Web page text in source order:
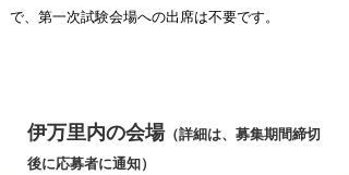
で、第一次試験会場への出席は不要です。
伊万里内の会場（詳細は、募集期間締切
後に応募者に通知）